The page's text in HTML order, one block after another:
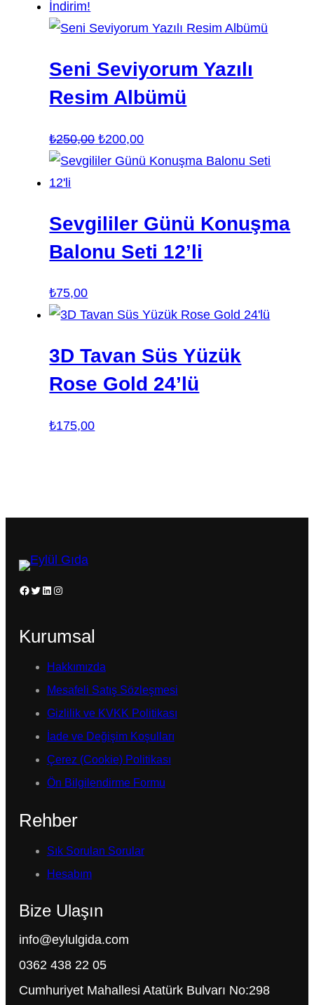
İndirim!
Seni Seviyorum Yazılı
Resim Albümü
₺250,00 Orijinal
fiyat:
₺200,00Şu
andaki
Sevgililer Günü Konuşma
Balonu Seti 12’li
₺75,00
3D Tavan Süs Yüzük
Rose Gold 24’lü
₺175,00
Facebook Twitter LinkedIn Instagram
Kurumsal
Hakkımızda
Mesafeli Satış Sözleşmesi
Gizlilik ve KVKK Politikası
İade ve Değişim Koşulları
Çerez (Cookie) Politikası
Ön Bilgilendirme Formu
Rehber
Sık Sorulan Sorular
Hesabım
Bize Ulaşın
info@eylulgida.com
0362 438 22 05
Cumhuriyet Mahallesi Atatürk Bulvarı No:298